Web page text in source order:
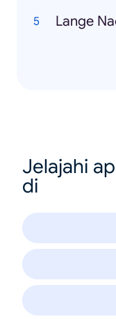
Jelajahi
di